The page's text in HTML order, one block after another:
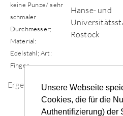
Unsere Webseite
Cookies, die für die
Authentifizierung) der
Ergebnisse der Fundsuche
keine Punze/ sehr
schmaler
Durchmesser;
Material:
Edelstahl; Art:
Finger
Hanse- und
Rostock